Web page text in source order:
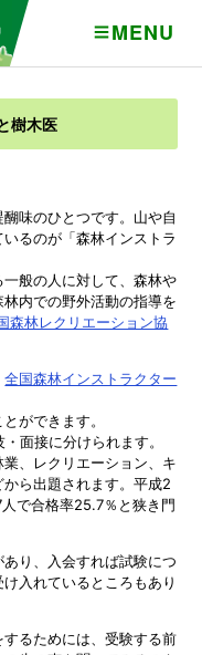
MENU
樹木医
味のひとつです。山や自
るのが「森林インストラ
般の人に対して、森林や
内での野外活動の指導を
森林レクリエーション協
全国森林インストラクター
ができます。
面接に分けられます。
、レクリエーション、キ
ら出題されます。平成2
で合格率25.7％と狭き門
り、入会すれば試験につ
入れているところもあり
るためには、受験する前